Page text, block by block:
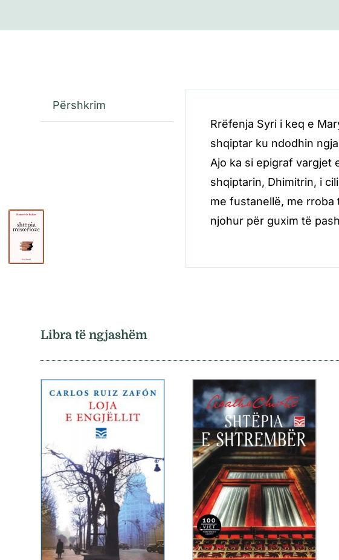
Përshkrim
Rrëfenja Syri i keq e
shqiptar ku ndodhin
Ajo ka si epigraf vargjet
shqiptarin, Dhimitrin, i
me fustanellë, me rroba
njohur për guxim të
Libra të ngjashëm